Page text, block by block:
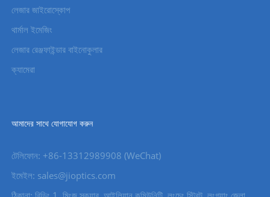
লেজার জাইরোস্কোপ
থার্মাল ইমেজিং
লেজার রেঞ্জফাইন্ডার বাইনোকুলার
ক্যামেরা
আমাদের সাথে যোগাযোগ করুন
টেলিফোন: +86-13312989908 (WeChat)
ইমেইল: sales@jioptics.com